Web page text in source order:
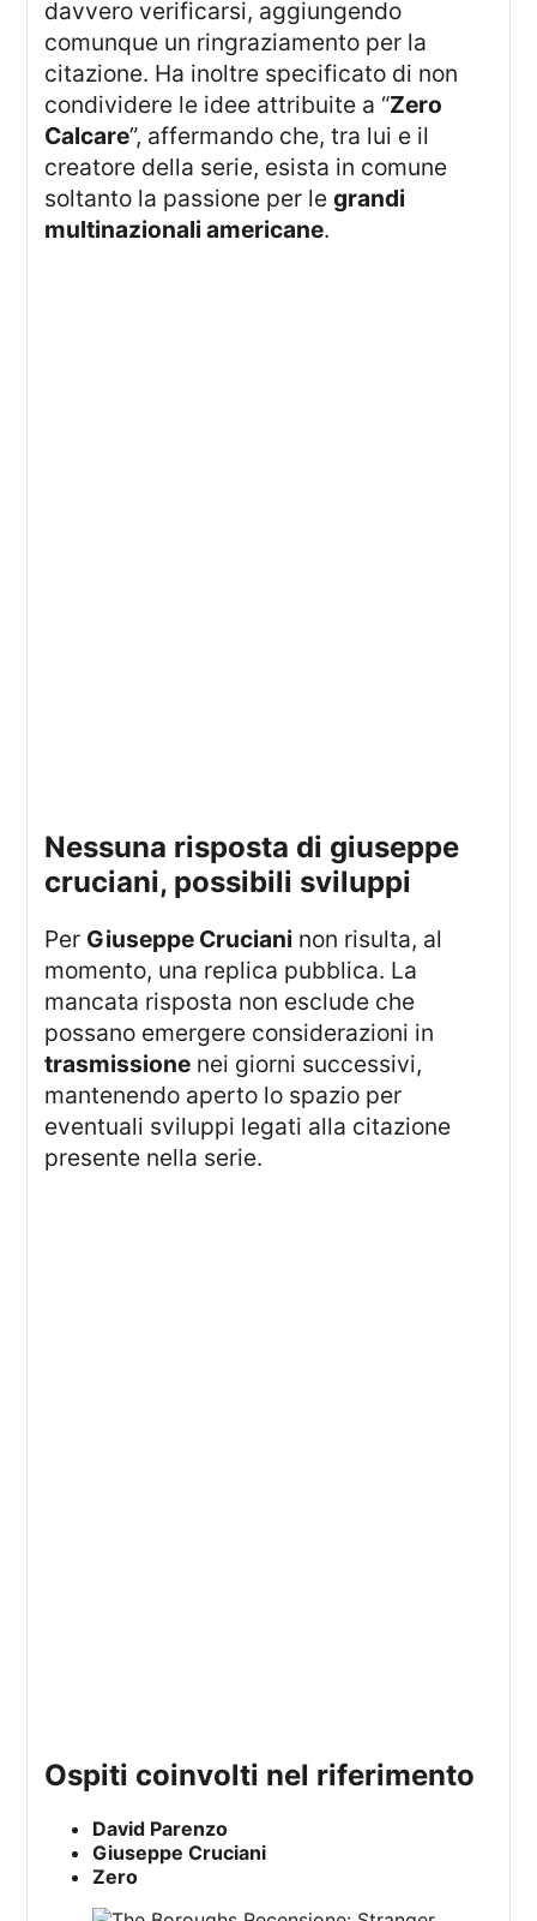
davvero verificarsi, aggiungendo
comunque un ringraziamento per la
citazione. Ha inoltre specificato di non
condividere le idee attribuite a “Zero
Calcare”, affermando che, tra lui e il
creatore della serie, esista in comune
soltanto la passione per legrandi
multinazionali americane.
nessuna risposta di giuseppe
cruciani, possibili sviluppi
Per Giuseppe Cruciani non risulta, al
momento, una replica pubblica. La
mancata risposta non esclude che
possano emergere considerazioni in
trasmissione nei giorni successivi,
mantenendo aperto lo spazio per
eventuali sviluppi legati alla citazione
presente nella serie.
ospiti coinvolti nel riferimento
David Parenzo
Giuseppe Cruciani
Zero